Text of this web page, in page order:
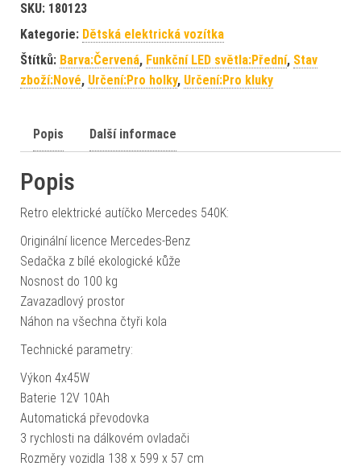
SKU: 180123
Kategorie: Dětská elektrická vozítka
Štítků: Barva:Červená, Funkční LED světla:Přední, Stav
zboží:Nové, Určení:Pro holky, Určení:Pro kluky
Popis Další informace
Popis
Retro elektrické autíčko Mercedes 540K:
Originální licence Mercedes-Benz
Sedačka z bílé ekologické kůže
Nosnost do 100 kg
Zavazadlový prostor
Náhon na všechna čtyři kola
Technické parametry:
Výkon 4x45W
Baterie 12V 10Ah
Automatická převodovka
3 rychlosti na dálkovém ovladači
Rozměry vozidla 138 x 599 x 57 cm